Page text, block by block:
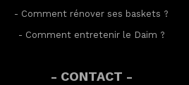
- Comment rénover ses baskets ?
- Comment entretenir le Daim ?
- CONTACT -